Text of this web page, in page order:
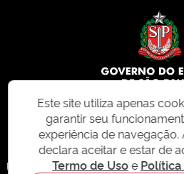
© 2026 CMS.SP.GOV.BR.
Este site e todo o seu conteúdo,
protegidos por direitos autorais e não
Este site utiliza apenas
garantir seu
experiência de
declara aceitar e estar de
Termo de Usoe